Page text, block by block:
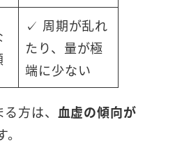
✓ 周期が乱れ
たり、量が極
端に少ない
方は、 血虚の傾向が